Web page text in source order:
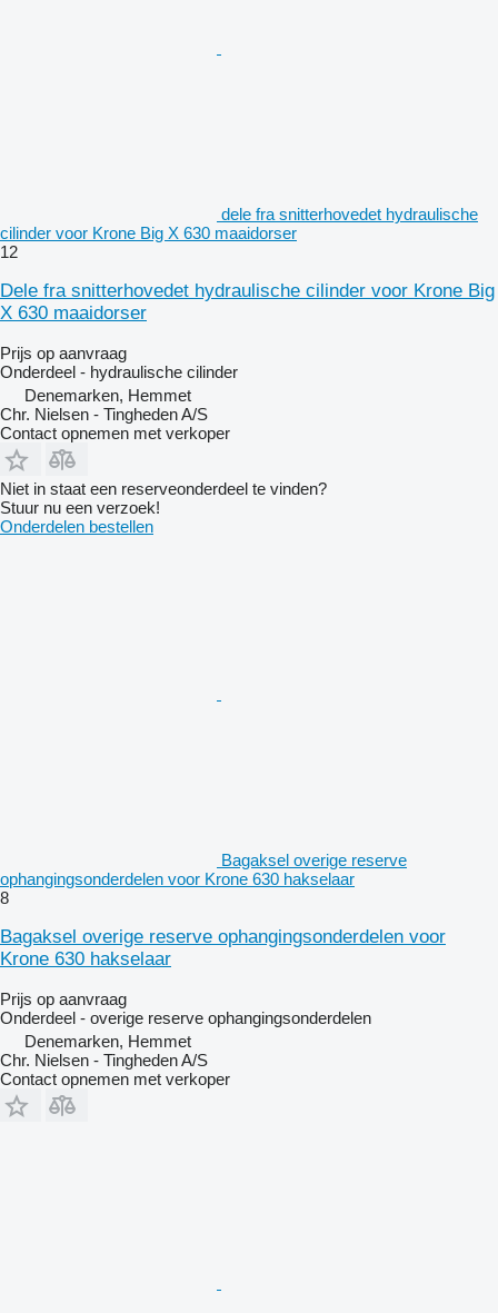
dele fra snitterhovedet hydraulische
cilinder voor Krone Big X 630 maaidorser
12
Dele fra snitterhovedet hydraulische cilinder voor Krone Big
X 630 maaidorser
Prijs op aanvraag
Onderdeel - hydraulische cilinder
Denemarken, Hemmet
Chr. Nielsen - Tingheden A/S
Contact opnemen met verkoper
Niet in staat een reserveonderdeel te vinden?
Stuur nu een verzoek!
Onderdelen bestellen
Bagaksel overige reserve
ophangingsonderdelen voor Krone 630 hakselaar
8
Bagaksel overige reserve ophangingsonderdelen voor
Krone 630 hakselaar
Prijs op aanvraag
Onderdeel - overige reserve ophangingsonderdelen
Denemarken, Hemmet
Chr. Nielsen - Tingheden A/S
Contact opnemen met verkoper